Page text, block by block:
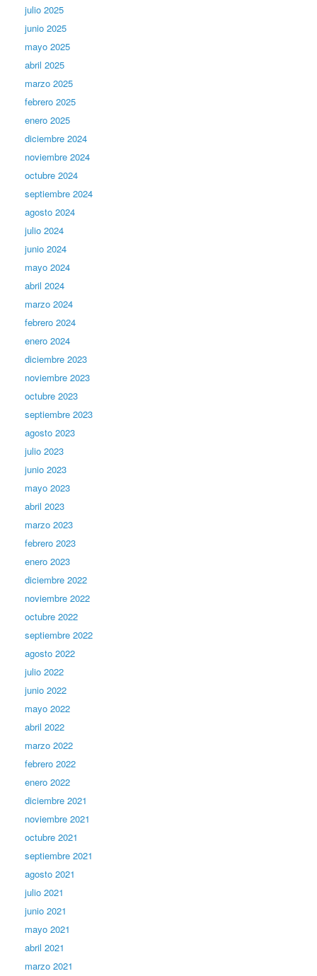
julio 2025
junio 2025
mayo 2025
abril 2025
marzo 2025
febrero 2025
enero 2025
diciembre 2024
noviembre 2024
octubre 2024
septiembre 2024
agosto 2024
julio 2024
junio 2024
mayo 2024
abril 2024
marzo 2024
febrero 2024
enero 2024
diciembre 2023
noviembre 2023
octubre 2023
septiembre 2023
agosto 2023
julio 2023
junio 2023
mayo 2023
abril 2023
marzo 2023
febrero 2023
enero 2023
diciembre 2022
noviembre 2022
octubre 2022
septiembre 2022
agosto 2022
julio 2022
junio 2022
mayo 2022
abril 2022
marzo 2022
febrero 2022
enero 2022
diciembre 2021
noviembre 2021
octubre 2021
septiembre 2021
agosto 2021
julio 2021
junio 2021
mayo 2021
abril 2021
marzo 2021